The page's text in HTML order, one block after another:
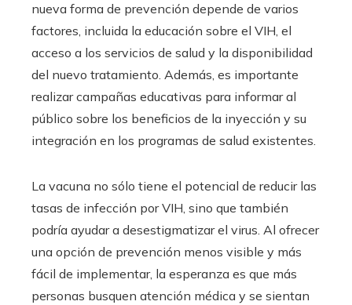
nueva forma de prevención depende de varios
factores, incluida la educación sobre el VIH, el
acceso a los servicios de salud y la disponibilidad
del nuevo tratamiento. Además, es importante
realizar campañas educativas para informar al
público sobre los beneficios de la inyección y su
integración en los programas de salud existentes.
La vacuna no sólo tiene el potencial de reducir las
tasas de infección por VIH, sino que también
podría ayudar a desestigmatizar el virus. Al ofrecer
una opción de prevención menos visible y más
fácil de implementar, la esperanza es que más
personas busquen atención médica y se sientan